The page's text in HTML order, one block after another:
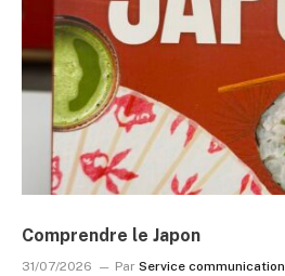
Comprendre le Japon
31/07/2026 Par Service communication